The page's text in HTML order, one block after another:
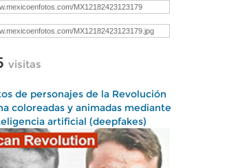
visitas
de personajes de la Revolución
coloreadas y animadas mediante
artificial (deepfakes)